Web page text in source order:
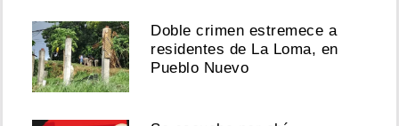
Doble crimen estremece a
residentes de La Loma, en
Pueblo Nuevo